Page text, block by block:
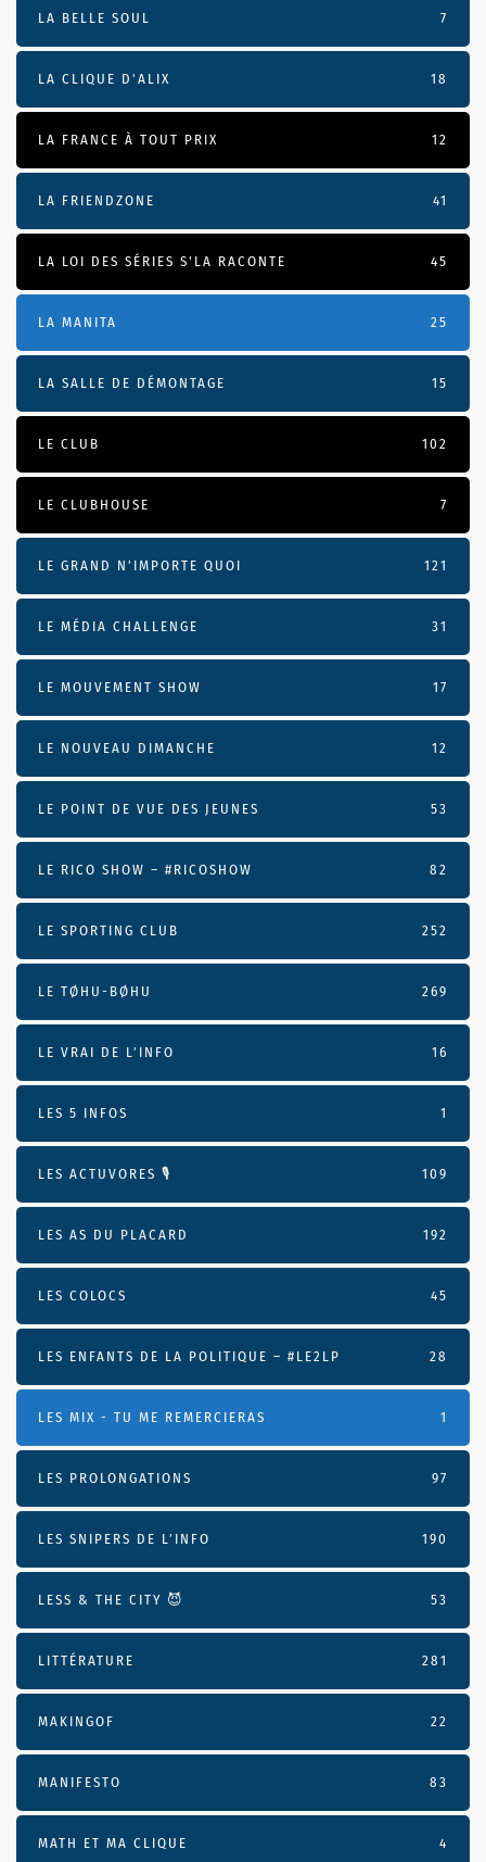
LA BELLE SOUL 7
LA CLIQUE D'ALIX 18
LA FRANCE À TOUT PRIX 12
LA FRIENDZONE 41
LA LOI DES SÉRIES S'LA RACONTE 45
LA MANITA 25
LA SALLE DE DÉMONTAGE 15
LE CLUB 102
LE CLUBHOUSE 7
LE GRAND N’IMPORTE QUOI 121
LE MÉDIA CHALLENGE 31
LE MOUVEMENT SHOW 17
LE NOUVEAU DIMANCHE 12
LE POINT DE VUE DES JEUNES 53
LE RICO SHOW – #RICOSHOW 82
LE SPORTING CLUB 252
LE TØHU-BØHU 269
LE VRAI DE L’INFO 16
LES 5 INFOS 1
LES ACTUVORES 🎙 109
LES AS DU PLACARD 192
LES COLOCS 45
LES ENFANTS DE LA POLITIQUE – #LE2LP 28
LES MIX - TU ME REMERCIERAS 1
LES PROLONGATIONS 97
LES SNIPERS DE L’INFO 190
LESS & THE CITY 😈 53
LITTÉRATURE 281
MAKINGOF 22
MANIFESTO 83
MATH ET MA CLIQUE 4